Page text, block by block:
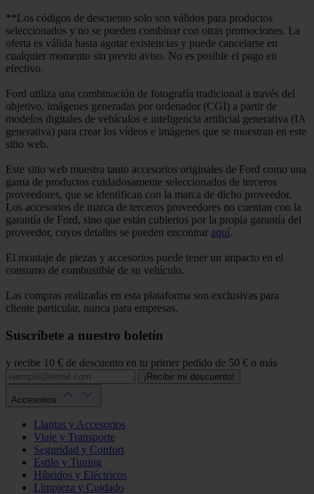
**Los códigos de descuento solo son válidos para productos
seleccionados y no se pueden combinar con otras promociones. La
oferta es válida hasta agotar existencias y puede cancelarse en
cualquier momento sin previo aviso. No es posible el pago en
efectivo.
Ford utiliza una combinación de fotografía tradicional a través del
objetivo, imágenes generadas por ordenador (CGI) a partir de
modelos digitales de vehículos e inteligencia artificial generativa (IA
generativa) para crear los vídeos e imágenes que se muestran en este
sitio web.
Este sitio web muestra tanto accesorios originales de Ford como una
gama de productos cuidadosamente seleccionados de terceros
proveedores, que se identifican con la marca de dicho proveedor.
Los accesorios de marca de terceros proveedores no cuentan con la
garantía de Ford, sino que están cubiertos por la propia garantía del
proveedor, cuyos detalles se pueden encontrar aquí.
El montaje de piezas y accesorios puede tener un impacto en el
consumo de combustible de su vehículo.
Las compras realizadas en esta plataforma son exclusivas para
cliente particular, nunca para empresas.
Suscríbete a nuestro boletín
y recibe 10 € de descuento en tu primer pedido de 50 € o más
¡Recibir mi descuento!
Accesorios
Llantas y Accesorios
Viaje y Transporte
Seguridad y Confort
Estilo y Tuning
Híbridos y Eléctricos
Limpieza y Cuidado